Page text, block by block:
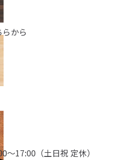
から
〜17:00（土日祝 定休）